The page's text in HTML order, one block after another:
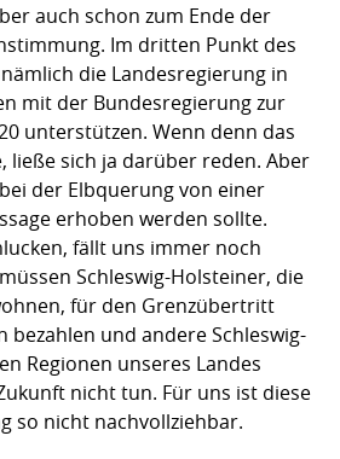
auch schon zum Ende der
Im dritten Punkt des
die Landesregierung in
mit der Bundesregierung zur
unterstützen. Wenn denn das
ließe sich ja darüber reden. Aber
der Elbquerung von einer
erhoben werden sollte.
fällt uns immer noch
Schleswig-Holsteiner, die
für den Grenzübertritt
bezahlen und andere Schleswig-
Regionen unseres Landes
nicht tun. Für uns ist diese
so nicht nachvollziehbar.